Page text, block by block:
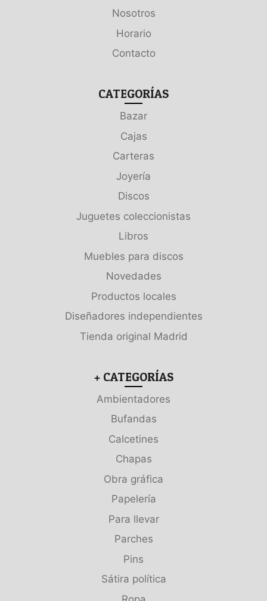
Nosotros
Horario
Contacto
CATEGORÍAS
Bazar
Cajas
Carteras
Joyería
Discos
Juguetes coleccionistas
Libros
Muebles para discos
Novedades
Productos locales
Diseñadores independientes
Tienda original Madrid
+ CATEGORÍAS
Ambientadores
Bufandas
Calcetines
Chapas
Obra gráfica
Papelería
Para llevar
Parches
Pins
Sátira política